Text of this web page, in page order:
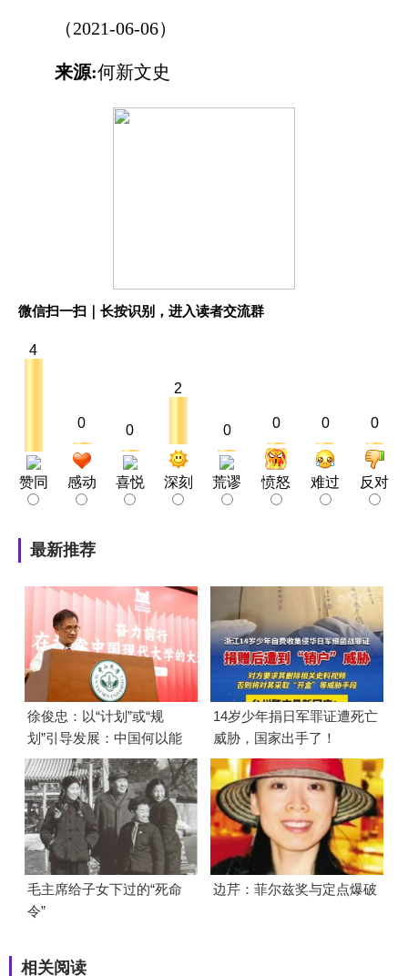
（2021-06-06）
来源:何新文史
微信扫一扫｜长按识别，进入读者交流群
4
赞同
0
感动
0
喜悦
2
深刻
0
荒谬
0
愤怒
0
难过
0
反对
最新推荐
徐俊忠：以“计划”或“规
划”引导发展：中国何以能
够成功
14岁少年捐日军罪证遭死亡
威胁，国家出手了！
毛主席给子女下过的“死命
令”
边芹：菲尔兹奖与定点爆破
相关阅读